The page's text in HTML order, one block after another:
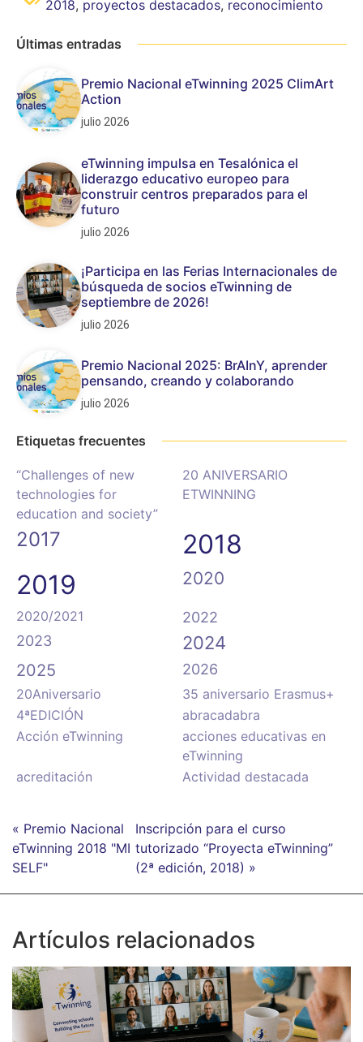
2018, proyectos destacados, reconocimiento
Últimas entradas
Premio Nacional eTwinning 2025 ClimArt
Action
julio 2026
eTwinning impulsa en Tesalónica el
liderazgo educativo europeo para
construir centros preparados para el
futuro
julio 2026
¡Participa en las Ferias Internacionales de
búsqueda de socios eTwinning de
septiembre de 2026!
julio 2026
Premio Nacional 2025: BrAInY, aprender
pensando, creando y colaborando
julio 2026
Etiquetas frecuentes
“Challenges of new
technologies for
education and society”
20 ANIVERSARIO
ETWINNING
2017
2018
2019
2020
2020/2021
2022
2023
2024
2025 2026
20Aniversario
35 aniversario Erasmus+
4ªEDICIÓN
abracadabra
Acción eTwinning
acciones educativas en
eTwinning
acreditación
Actividad destacada
« Premio Nacional
eTwinning 2018 "MI
SELF"
Inscripción para el curso
tutorizado “Proyecta eTwinning”
(2ª edición, 2018) »
Artículos relacionados